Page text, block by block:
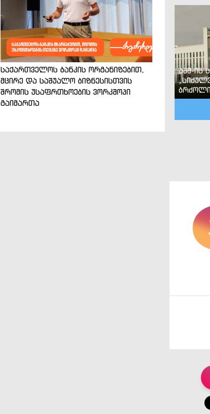
საქართველოს ბანკის ორგანიზებით,
მცირე და საშუალო ბიზნესისთვის
შრომის უსაფრთხოების ვორკშოპი
გაიმართა
აშშ-ის